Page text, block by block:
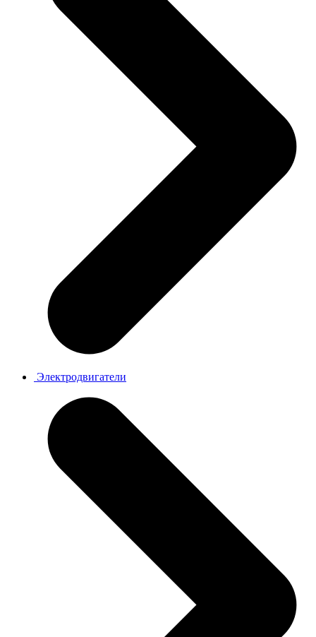
Электродвигатели